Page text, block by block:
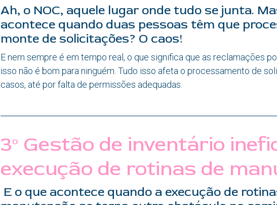
Ah, o NOC, aquele lugar onde tudo se junta.
acontece quando duas pessoas têm que
monte de solicitações? O caos!
E nem sempre é em tempo real, o que significa que as reclamações
isso não é bom para ninguém. Tudo isso afeta o processamento de
casos, até por falta de permissões adequadas.
3º Gestão de inventário
execução de rotinas de
E o que acontece quando a execução de